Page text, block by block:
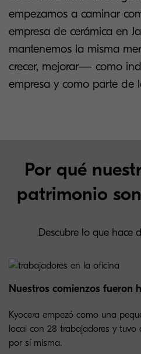
empezamos a caminar
empresa de cerámica en
mantenemos la misma
crecer, mejorar— como
empresa y como parte de
Por qué
patrimonio
Descubre lo que hace
Nuestros comienzos fueron
Kyocera empezó como una
local con 28 trabajadores y tuvo
por sí misma.